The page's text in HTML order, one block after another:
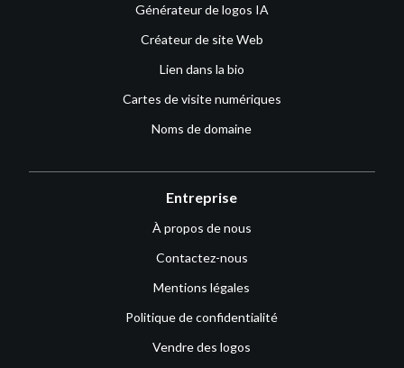
Générateur de logos IA
Créateur de site Web
Lien dans la bio
Cartes de visite numériques
Noms de domaine
Entreprise
À propos de nous
Contactez-nous
Mentions légales
Politique de confidentialité
Vendre des logos